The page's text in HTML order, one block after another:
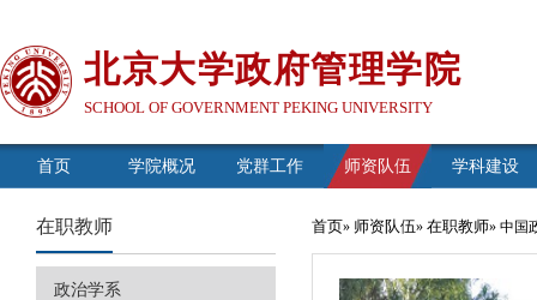
北京大学政府管理学院
SCHOOL OF GOVERNMENT PEKING UNIVERSITY
首页 学院概况 党群工作 师资队伍 学科建设
在职教师
政治学系
首页» 师资队伍» 在职教师» 中国